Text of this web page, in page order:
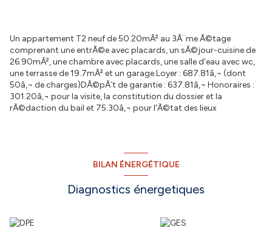
Un appartement T2 neuf de 50.20mÂ² au 3Ã¨me Ã©tage
comprenant une entrÃ©e avec placards, un sÃ©jour-cuisine de
26.90mÂ², une chambre avec placards, une salle d'eau avec wc,
une terrasse de 19.7mÂ² et un garage.Loyer : 687.81â‚¬ (dont
50â‚¬ de charges)DÃ©pÃ´t de garantie : 637.81â‚¬ Honoraires :
301.20â‚¬ pour la visite, la constitution du dossier et la
rÃ©daction du bail et 75.30â‚¬ pour l'Ã©tat des lieux
BILAN ÉNERGÉTIQUE
Diagnostics énergetiques